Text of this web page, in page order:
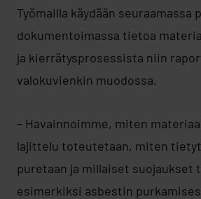
Työmailla käydään seuraamassa
dokumentoimassa tietoa
ja kierrätysprosessista niin
valokuvienkin muodossa.
– Havainnoimme, miten
lajittelu toteutetaan, miten
puretaan ja millaiset suojaukset
esimerkiksi asbestin